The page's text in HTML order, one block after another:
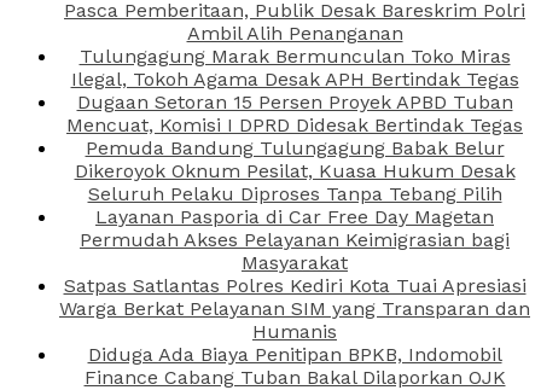
Pasca Pemberitaan, Publik Desak Bareskrim Polri
Ambil Alih Penanganan
Tulungagung Marak Bermunculan Toko Miras
Ilegal, Tokoh Agama Desak APH Bertindak Tegas
Dugaan Setoran 15 Persen Proyek APBD Tuban
Mencuat, Komisi I DPRD Didesak Bertindak Tegas
Pemuda Bandung Tulungagung Babak Belur
Dikeroyok Oknum Pesilat, Kuasa Hukum Desak
Seluruh Pelaku Diproses Tanpa Tebang Pilih
Layanan Pasporia di Car Free Day Magetan
Permudah Akses Pelayanan Keimigrasian bagi
Masyarakat
Satpas Satlantas Polres Kediri Kota Tuai Apresiasi
Warga Berkat Pelayanan SIM yang Transparan dan
Humanis
Diduga Ada Biaya Penitipan BPKB, Indomobil
Finance Cabang Tuban Bakal Dilaporkan OJK